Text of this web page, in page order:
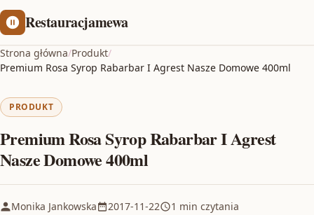
Restauracjamewa
Strona główna/Produkt/
Premium Rosa Syrop Rabarbar I Agrest Nasze Domowe 400ml
PRODUKT
Premium Rosa Syrop Rabarbar I Agrest
Nasze Domowe 400ml
Monika Jankowska 2017-11-22 1 min czytania